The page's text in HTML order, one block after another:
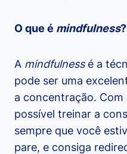
O que é mindfulness?
A mindfulnessé a
pode ser uma
a concentração. Com
possível treinar a
sempre que você
pare, e consiga